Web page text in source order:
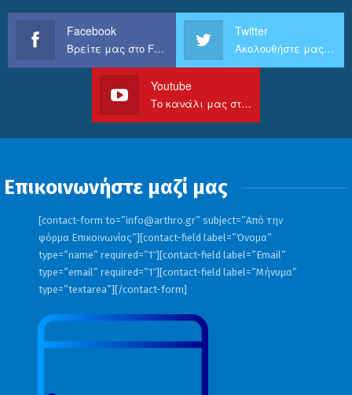
Facebook
Βρείτε μας στο Facebook
Twitter
Ακολουθήστε μας στο Twitter
Youtube
Το κανάλι μας στο Youtube
Επικοινωνήστε μαζί μας
[contact-form to=”info@arthro.gr” subject=”Από την
φόρμα Επικοινωνίας”][contact-field label=”Όνομα”
type=”name” required=”1″][contact-field label=”Email”
type=”email” required=”1″][contact-field label=”Μήνυμα”
type=”textarea”][/contact-form]